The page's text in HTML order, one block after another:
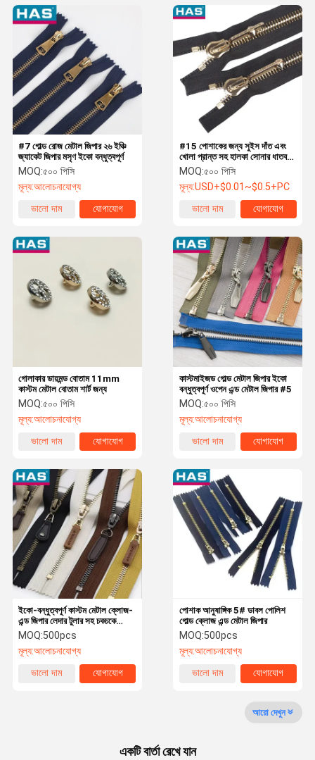
বাড়ি পণ্য আমাদের সম্পর্কে
কারখানা ভ্রমণ মান নিয়ন্ত্রণ
আমাদের সাথে
উদ্ধৃতির জন্য
আবেদন
#15 পোশাকের জন্য সুইস দাঁত এবং
খোলা প্রান্ত সহ হালকা সোনার ধাতব
জিপার
MOQ:৫০০ পিসি
মূল্য:USD+$0.01~$0.5+PC
ভালো দাম
যোগাযোগ
#7 গোল্ড রোজ মেটাল জিপার ২৬ ইঞ্চি
জ্যাকেট জিপার মসৃণ ইকো বন্ধুত্বপূর্ণ
MOQ:৫০০ পিসি
মূল্য:আলোচনাযোগ্য
ভালো দাম
যোগাযোগ
কাস্টমাইজড গোল্ড মেটাল জিপার ইকো
বন্ধুত্বপূর্ণ ওপেন এন্ড মেটাল জিপার #5
MOQ:৫০০ পিসি
মূল্য:আলোচনাযোগ্য
ভালো দাম
যোগাযোগ
গোলাকার ডায়মন্ড বোতাম 11mm
কাস্টম মেটাল বোতাম শার্ট জন্য
MOQ:৫০০ পিসি
মূল্য:আলোচনাযোগ্য
ভালো দাম
যোগাযোগ
পোশাক আনুষাঙ্গিক 5# ডাবল পোলিশ
গোল্ড ক্লোজ এন্ড মেটাল জিপার
MOQ:500pcs
মূল্য:আলোচনাযোগ্য
ভালো দাম
যোগাযোগ
ইকো-বন্ধুত্বপূর্ণ কাস্টম মেটাল ক্লোজ-
এন্ড জিপার লেদার টুলার সহ চকচকে
সোনার / হালকা সোনার দাঁতে
MOQ:500pcs
মূল্য:আলোচনাযোগ্য
ভালো দাম
যোগাযোগ
আরো দেখুন
একটি বার্তা রেখে যান